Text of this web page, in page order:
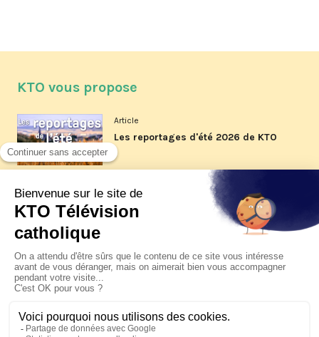
KTO vous propose
Article
Les reportages d'été 2026 de KTO
La visite pastorale du pape Léon
XIV à Assise à suivre sur KTO le
Article
Le pape en Uruguay, Argentine et